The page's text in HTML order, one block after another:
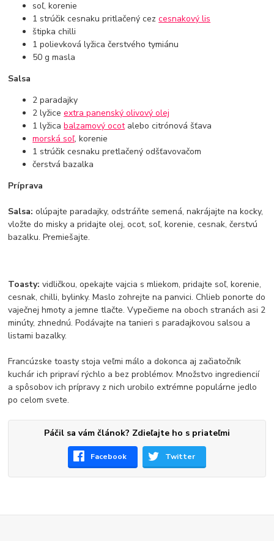
soľ, korenie
1 strúčik cesnaku pritlačený cezcesnakový lis
štipka chilli
1 polievková lyžica čerstvého tymiánu
50 g masla
Salsa
2 paradajky
2 lyžiceextra panenský olivový olej
1 lyžicabalzamový ocotalebo citrónová šťava
morská soľ, korenie
1 strúčik cesnaku pretlačený odšťavovačom
čerstvá bazalka
Príprava
Salsa:olúpajte paradajky, odstráňte semená, nakrájajte na kocky,
vložte do misky a pridajte olej, ocot, soľ, korenie, cesnak, čerstvú
bazalku. Premiešajte.
Toasty:vidličkou, opekajte vajcia s mliekom, pridajte soľ, korenie,
cesnak, chilli, bylinky. Maslo zohrejte na panvici. Chlieb ponorte do
vaječnej hmoty a jemne tlačte. Vypečieme na oboch stranách asi 2
minúty, zhnednú. Podávajte na tanieri s paradajkovou salsou a
listami bazalky.
Francúzske toasty stoja veľmi málo a dokonca aj začiatočník
kuchár ich pripraví rýchlo a bez problémov. Množstvo ingrediencií
a spôsobov ich prípravy z nich urobilo extrémne populárne jedlo
po celom svete.
Páčil sa vám článok? Zdieľajte ho s priateľmi
Facebook Twitter